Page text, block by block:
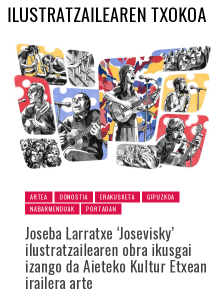
ILUSTRATZAILEAREN TXOKOA
ARTEA DONOSTIA ERAKUSKETA
GIPUZKOA
NABARMENDUAK
PORTADAN
Joseba Larratxe ‘Josevisky’
ilustratzailearen obra ikusgai
izango da Aieteko Kultur Etxean
irailera arte